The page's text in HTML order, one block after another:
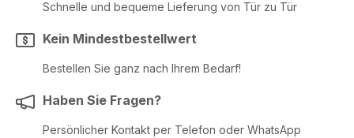
Schnelle und bequeme Lieferung von Tür zu Tür
Kein Mindestbestellwert
Bestellen Sie ganz nach Ihrem Bedarf!
Haben Sie Fragen?
Persönlicher Kontakt per Telefon oder WhatsApp